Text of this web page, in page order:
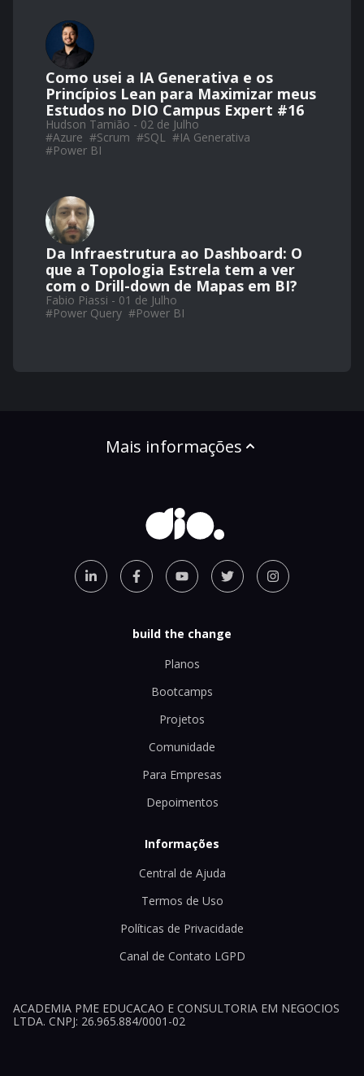
Como usei a IA Generativa e os
Princípios Lean para Maximizar meus
Estudos no DIO Campus Expert #16
Hudson Tamião - 02 de Julho
#Azure #Scrum #SQL #IA Generativa
#Power BI
Da Infraestrutura ao Dashboard: O
que a Topologia Estrela tem a ver
com o Drill-down de Mapas em BI?
Fabio Piassi - 01 de Julho
#Power Query #Power BI
Mais informações
build the change
Planos
Bootcamps
Projetos
Comunidade
Para Empresas
Depoimentos
Informações
Central de Ajuda
Termos de Uso
Políticas de Privacidade
Canal de Contato LGPD
ACADEMIA PME EDUCACAO E CONSULTORIA EM NEGOCIOS
LTDA. CNPJ: 26.965.884/0001-02